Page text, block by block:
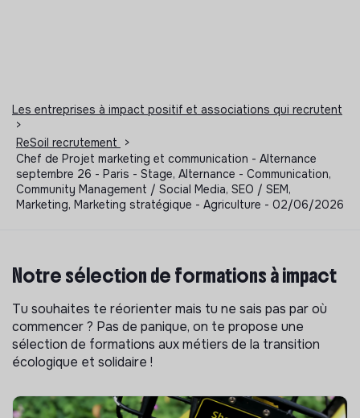
Les entreprises à impact positif et associations qui recrutent
>
ReSoil recrutement
>
Chef de Projet marketing et communication - Alternance
septembre 26 - Paris - Stage, Alternance - Communication,
Community Management / Social Media, SEO / SEM,
Marketing, Marketing stratégique - Agriculture - 02/06/2026
Notre sélection de formations à impact
Tu souhaites te réorienter mais tu ne sais pas par où
commencer ? Pas de panique, on te propose une
sélection de formations aux métiers de la transition
écologique et solidaire !